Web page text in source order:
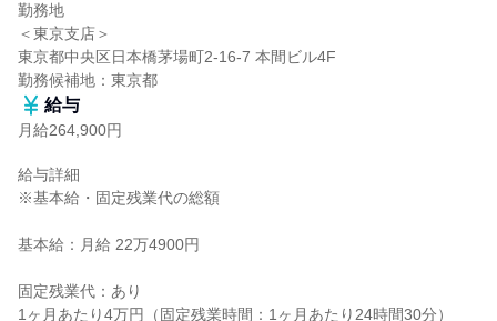
勤務地
＜東京支店＞
東京都中央区日本橋茅場町2-16-7 本間ビル4F
勤務候補地：東京都
給与
月給264,900円
給与詳細
※基本給・固定残業代の総額
基本給：月給 22万4900円
固定残業代：あり
1ヶ月あたり4万円（固定残業時間：1ヶ月あたり24時間30分）